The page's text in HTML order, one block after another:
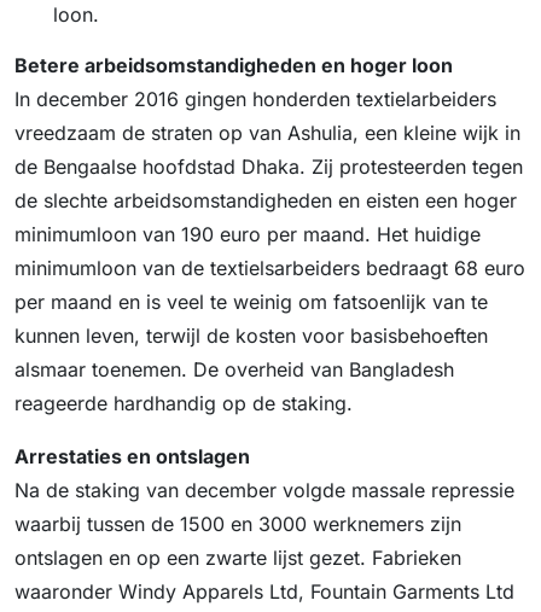
loon.
Betere arbeidsomstandigheden en hoger loon
In december 2016 gingen honderden textielarbeiders
vreedzaam de straten op van Ashulia, een kleine wijk in
de Bengaalse hoofdstad Dhaka. Zij protesteerden tegen
de slechte arbeidsomstandigheden en eisten een hoger
minimumloon van 190 euro per maand. Het huidige
minimumloon van de textielsarbeiders bedraagt 68 euro
per maand en is veel te weinig om fatsoenlijk van te
kunnen leven, terwijl de kosten voor basisbehoeften
alsmaar toenemen. De overheid van Bangladesh
reageerde hardhandig op de staking.
Arrestaties en ontslagen
Na de staking van december volgde massale repressie
waarbij tussen de 1500 en 3000 werknemers zijn
ontslagen en op een zwarte lijst gezet. Fabrieken
waaronder Windy Apparels Ltd, Fountain Garments Ltd